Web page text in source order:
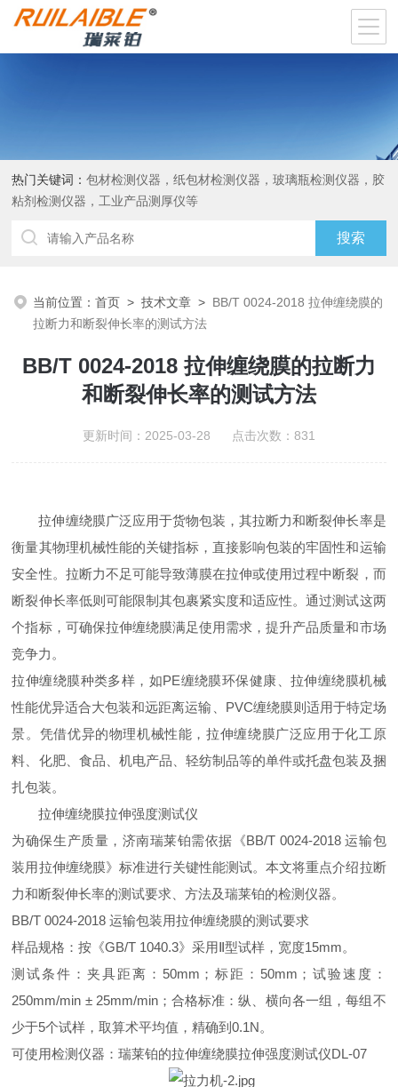
热门关键词：包材检测仪器，纸包材检测仪器，玻璃瓶检测仪器，胶
粘剂检测仪器，工业产品测厚仪等
当前位置：首页 >技术文章 > BB/T 0024-2018 拉伸缠绕膜的
拉断力和断裂伸长率的测试方法
BB/T 0024-2018 拉伸缠绕膜的拉断力
和断裂伸长率的测试方法
更新时间：2025-03-28 点击次数：831
拉伸缠绕膜广泛应用于货物包装，其拉断力和断裂伸长率是
衡量其物理机械性能的关键指标，直接影响包装的牢固性和运输
安全性。拉断力不足可能导致薄膜在拉伸或使用过程中断裂，而
断裂伸长率低则可能限制其包裹紧实度和适应性。通过测试这两
个指标，可确保拉伸缠绕膜满足使用需求，提升产品质量和市场
竞争力。
拉伸缠绕膜种类多样，如PE缠绕膜环保健康、拉伸缠绕膜机械
性能优异适合大包装和远距离运输、PVC缠绕膜则适用于特定场
景。凭借优异的物理机械性能，拉伸缠绕膜广泛应用于化工原
料、化肥、食品、机电产品、轻纺制品等的单件或托盘包装及捆
扎包装。
拉伸缠绕膜拉伸强度测试仪
为确保生产质量，济南瑞莱铂需依据《BB/T 0024-2018 运输包
装用拉伸缠绕膜》标准进行关键性能测试。本文将重点介绍拉断
力和断裂伸长率的测试要求、方法及瑞莱铂的检测仪器。
BB/T 0024-2018 运输包装用拉伸缠绕膜的测试要求
样品规格：按《GB/T 1040.3》采用Ⅱ型试样，宽度15mm。
测试条件：夹具距离：50mm；标距：50mm；试验速度：
250mm/min ± 25mm/min；合格标准：纵、横向各一组，每组不
少于5个试样，取算术平均值，精确到0.1N。
可使用检测仪器：瑞莱铂的拉伸缠绕膜拉伸强度测试仪DL-07